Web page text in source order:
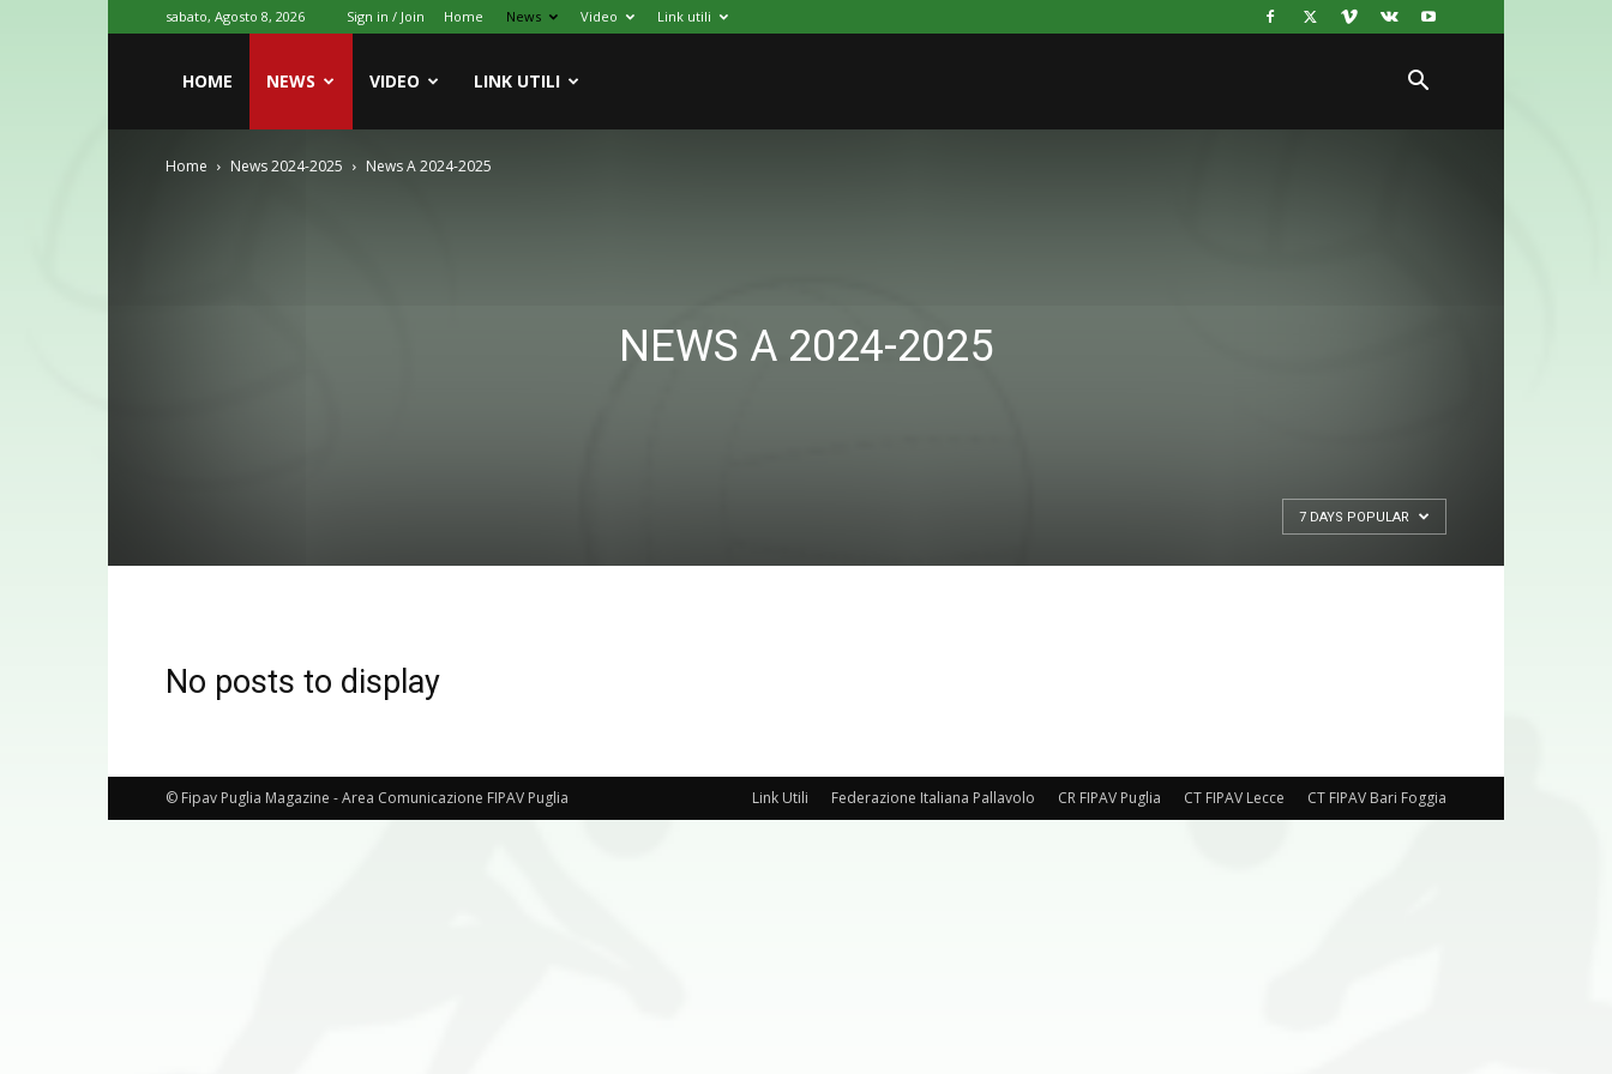
sabato, Agosto 8, 2026 Sign in / Join Home News Video Link utili
HOME NEWS VIDEO LINK UTILI
Home News 2024-2025 News A 2024-2025
NEWS A 2024-2025
7 DAYS POPULAR
No posts to display
Link Utili Federazione Italiana Pallavolo CR FIPAV Puglia CT FIPAV Lecce CT FIPAV Bari Foggia
© Fipav Puglia Magazine - Area Comunicazione FIPAV Puglia